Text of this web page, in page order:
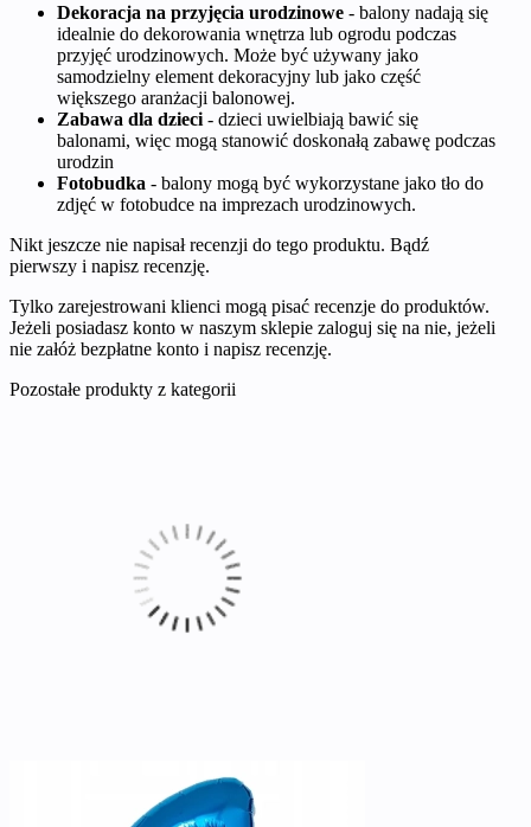
Dekoracja na przyjęcia urodzinowe - balony nadają się
idealnie do dekorowania wnętrza lub ogrodu podczas
przyjęć urodzinowych. Może być używany jako
samodzielny element dekoracyjny lub jako część
większego aranżacji balonowej.
Zabawa dla dzieci - dzieci uwielbiają bawić się
balonami, więc mogą stanowić doskonałą zabawę podczas
urodzin
Fotobudka - balony mogą być wykorzystane jako tło do
zdjęć w fotobudce na imprezach urodzinowych.
Nikt jeszcze nie napisał recenzji do tego produktu. Bądź
pierwszy i napisz recenzję.
Tylko zarejestrowani klienci mogą pisać recenzje do produktów.
Jeżeli posiadasz konto w naszym sklepie zaloguj się na nie, jeżeli
nie załóż bezpłatne konto i napisz recenzję.
Pozostałe produkty z kategorii